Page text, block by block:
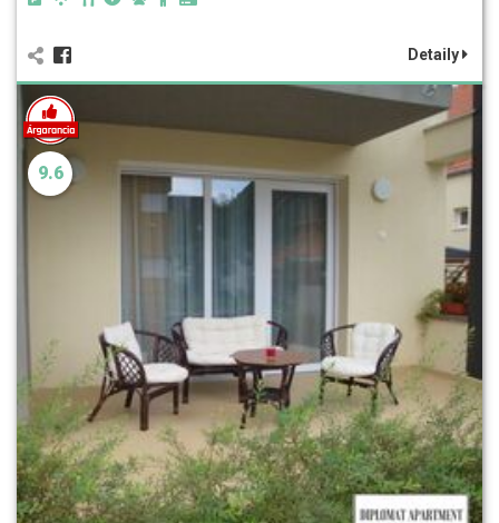
Detaily
9.6